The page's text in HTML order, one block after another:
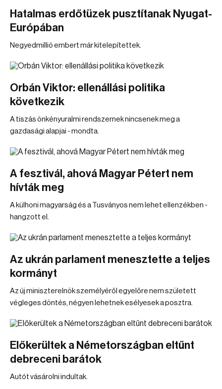
Hatalmas erdőtüzek pusztítanak Nyugat-
Európában
Negyedmillió embert már kitelepítettek.
Orbán Viktor: ellenállási politika
következik
A tiszás önkényuralmi rendszernek nincsenek meg a
gazdasági alapjai - mondta.
A fesztivál, ahová Magyar Pétert nem
hívták meg
A külhoni magyarság és a Tusványos nem lehet ellenzékben -
hangzott el.
Az ukrán parlament menesztette a teljes
kormányt
Az új miniszterelnök személyéről egyelőre nem született
végleges döntés, négyen lehetnek esélyesek a posztra.
Előkerültek a Németországban eltűnt
debreceni barátok
Autót vásárolni indultak.